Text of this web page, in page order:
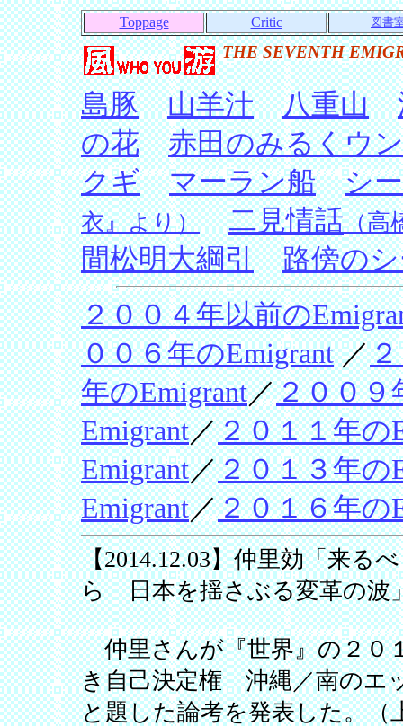
Toppage Critic 図書
THE SEVENTH
島豚 山羊汁 八重山
の花
赤田のみるくウ
クギ
マーラン船 シ
衣』より） 二見情話（高
間松明大綱引
路傍の
２００４年以前の
００６年のEmigrant／
年のEmigrant／２００９
Emigrant／２０１１年の
Emigrant／２０１３年の
Emigrant／２０１６年の
【2014.12.03】仲里効「来
ら 日本を揺さぶる変革の波
仲里さんが『世界』の２０
き自己決定権 沖縄／南のエ
と題した論考を発表した。